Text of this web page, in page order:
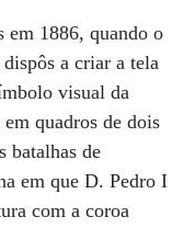
em 1886, quando o
a criar a tela
visual da
quadros de dois
batalhas de
em que D. Pedro I
com a coroa